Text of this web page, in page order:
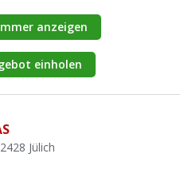
anzeigen
einholen
Jülich